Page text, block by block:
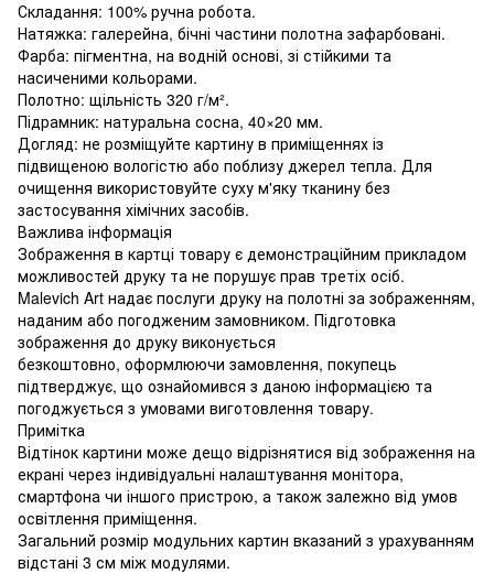
Складання: 100% ручна робота.
Натяжка: галерейна, бічні частини полотна зафарбовані.
Фарба: пігментна, на водній основі, зі стійкими та
насиченими кольорами.
Полотно: щільність 320 г/м².
Підрамник: натуральна сосна, 40×20 мм.
Догляд: не розміщуйте картину в приміщеннях із
підвищеною вологістю або поблизу джерел тепла. Для
очищення використовуйте суху м'яку тканину без
застосування хімічних засобів.
Важлива інформація
Зображення в картці товару є демонстраційним прикладом
можливостей друку та не порушує прав третіх осіб.
Malevich Art надає послуги друку на полотні за зображенням,
наданим або погодженим замовником. Підготовка
зображення до друку виконується
безкоштовно, оформлюючи замовлення, покупець
підтверджує, що ознайомився з даною інформацією та
погоджується з умовами виготовлення товару.
Примітка
Відтінок картини може дещо відрізнятися від зображення на
екрані через індивідуальні налаштування монітора,
смартфона чи іншого пристрою, а також залежно від умов
освітлення приміщення.
Загальний розмір модульних картин вказаний з урахуванням
відстані 3 см між модулями.